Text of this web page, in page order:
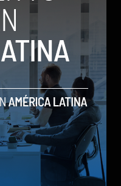
que desafía a